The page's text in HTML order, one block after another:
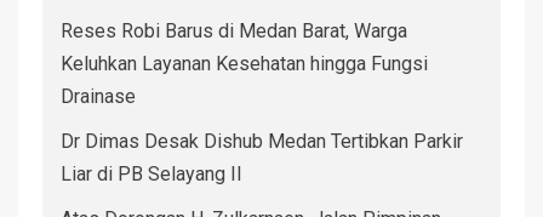
Reses Robi Barus di Medan Barat, Warga
Keluhkan Layanan Kesehatan hingga Fungsi
Drainase
Dr Dimas Desak Dishub Medan Tertibkan Parkir
Liar di PB Selayang II